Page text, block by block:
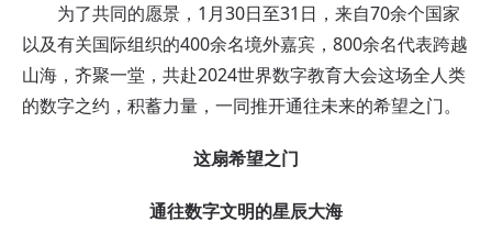
为了共同的愿景，1月30日至31日，来自70余个国家
以及有关国际组织的400余名境外嘉宾，800余名代表跨越
山海，齐聚一堂，共赴2024世界数字教育大会这场全人类
的数字之约，积蓄力量，一同推开通往未来的希望之门。
这扇希望之门
通往数字文明的星辰大海